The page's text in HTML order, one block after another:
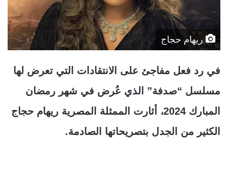
ريهام حجاج
في رد فعل مفاجئ على الانتقادات التي تعرض لها
مسلسل “صدفة” الذي عُرض في شهر رمضان
المبارك 2024، أثارت الممثلة المصرية ريهام حجاج
الكثير من الجدل بتصريحاتها الصادمة.